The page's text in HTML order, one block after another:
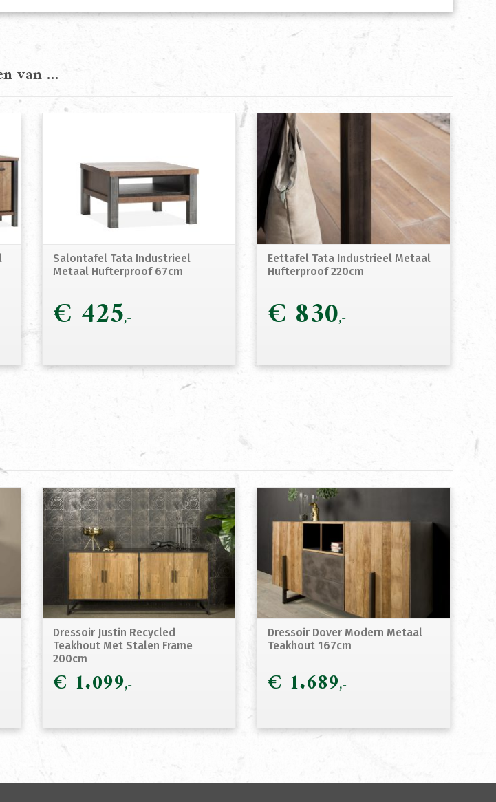
van …
Salontafel Tata Industrieel
Metaal Hufterproof 67cm
€ 425
Eettafel Tata Industrieel Metaal
Hufterproof 220cm
€ 830
Dressoir Justin Recycled
Teakhout Met Stalen Frame
200cm
€ 1.099
Dressoir Dover Modern Metaal
Teakhout 167cm
€ 1.689